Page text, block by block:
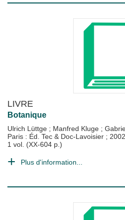
LIVRE
Botanique
Ulrich Lüttge ; Manfred Kluge ;
Paris : Éd. Tec & Doc-Lavoisier ; 2002
1 vol. (XX-604 p.)
Plus d'information...